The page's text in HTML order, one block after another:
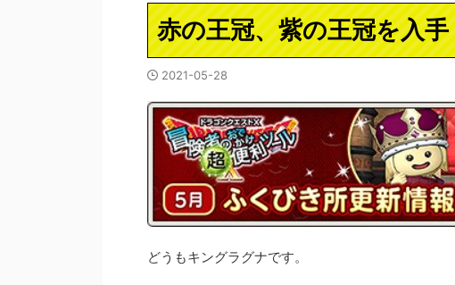
赤の王冠、紫の王冠を入手
2021-05-28
どうもキングラグナです。